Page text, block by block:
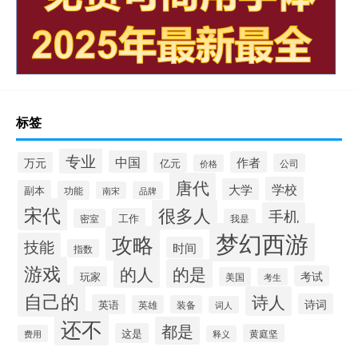
标签
万元 专业 中国 亿元 价格 作者 公司
副本 功能 南宋 品牌 唐代 大学 学校
宋代 密室 工作 很多人 我是
手机
技能
指数 攻略 时间 梦幻西游
游戏 玩家 的人 的是 美国 考生 考试
自己的 英语 英雄 装备 词人 诗人 诗词
费用 还不 这是 都是 释义 黄庭坚